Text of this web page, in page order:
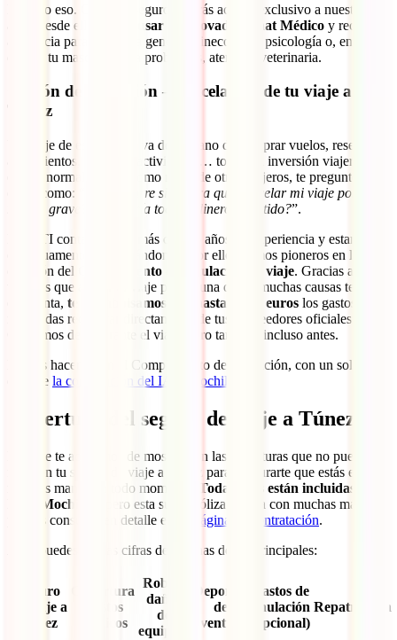
No solo eso. Con este seguro tendrás acceso exclusivo a nuestra
app. Desde ella podrás
usar el innovador Chat Médico y recibir
asistencia para medicina general, ginecología, psicología o, en caso
de que tu mascota tenga problemas, atención veterinaria.
Opción de anulación – cancelación de tu viaje a
Túnez
Un viaje de este calibre va de la mano de comprar vuelos, reservar
alojamientos, contratar actividades… toda una inversión viajera. Por
ello es normal que tú, como miles de otros viajeros, te preguntes
cosas como: “¿
Qué ocurre si tuviera que cancelar mi viaje por un
motivo grave?, ¿Perdería todo el dinero invertido?”.
En IATI contamos con más de 135 años de experiencia y estamos
continuamente actualizándonos. Por ello, fuimos pioneros en la
creación del
Complemento de Anulación de viaje. Gracias a él, si
tuvieras que anular tu viaje por alguna de las muchas causas tenidas
en cuenta, te reembolsamos con hasta 3.500 euros los gastos que
no puedas recuperar directamente de tus proveedores oficiales.
Cuidamos de ti durante el viaje, pero también incluso antes.
Puedes hacerte con el Complemento de Anulación, con un solo clic,
durante la contratación del IATI Mochilero
Cobertura del seguro de viaje a Túnez
Las que te acabamos de mostrar son las coberturas que no pueden
faltar en tu seguro de viaje a Túnez para asegurarte que estás en las
mejores manos en todo momento.
Todas ellas están incluidas en tu
IATI Mochilero
pero esta súper póliza cuenta con muchas más que
puedes consultar en detalle en
su página de contratación.
Aquí puedes ver las cifras de algunas de las principales:
Seguro
de viaje a
Túnez
Cobertura
Gastos
Médicos
Robo y
daños
de
equipaje
Deportes
de
aventura
Gastos de
anulación
(opcional)
Repatriación